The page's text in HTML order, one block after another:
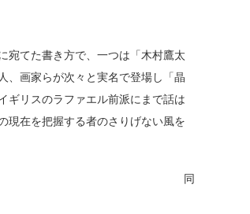
宛てた書き方で、一つは「木村鷹太
、画家らが次々と実名で登場し「晶
ギリスのラファエル前派にまで話は
現在を把握する者のさりげない風を
同